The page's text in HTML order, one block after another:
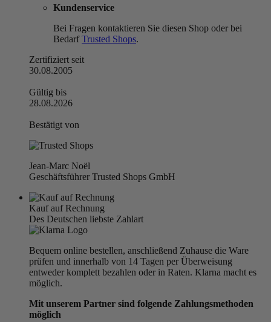
Kundenservice
Bei Fragen kontaktieren Sie diesen Shop oder bei
BedarfTrusted Shops.
Zertifiziert seit
30.08.2005
Gültig bis
28.08.2026
Bestätigt von
Jean-Marc Noël
Geschäftsführer Trusted Shops GmbH
Kauf auf Rechnung
Des Deutschen liebste Zahlart
Bequem online bestellen, anschließend Zuhause die Ware
prüfen und innerhalb von 14 Tagen per Überweisung
entweder komplett bezahlen oder in Raten. Klarna macht es
möglich.
Mit unserem Partner sind folgende Zahlungsmethoden
möglich